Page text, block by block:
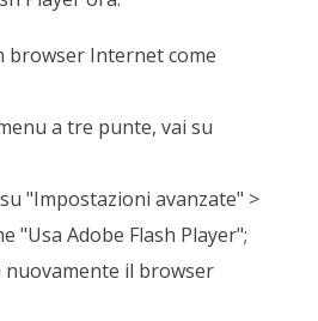
browser Internet come
a tre punte, vai su
"Impostazioni avanzate" >
"Usa Adobe Flash Player";
nuovamente il browser